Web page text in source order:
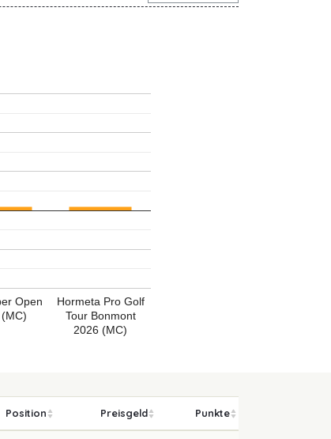
Open
Hormeta Pro Golf
Tour Bonmont
2026 (MC)
Position Preisgeld Punkte